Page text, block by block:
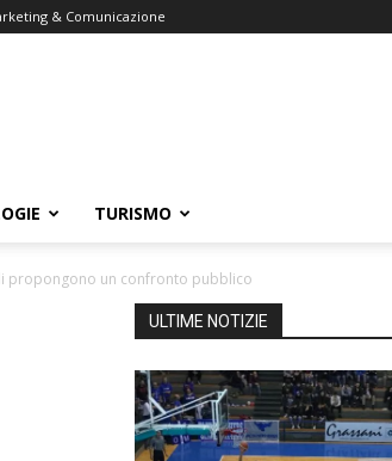
& Comunicazione
TURISMO
propongono un confronto pubblico
ULTIME NOTIZIE